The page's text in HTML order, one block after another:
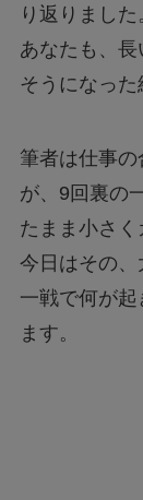
り返りました
あなたも、
そうになった
筆者は仕事
が、9回裏の
たまま小さく
今日はその
一戦で何が
ます。